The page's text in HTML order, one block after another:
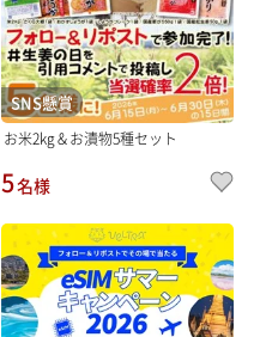
SNS懸賞
お米2kg＆お漬物5種セット
5名様